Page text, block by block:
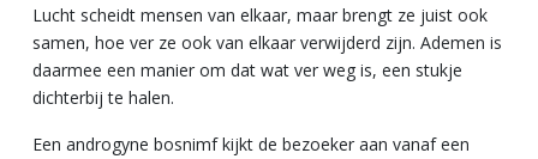
Lucht scheidt mensen van elkaar, maar brengt ze juist ook
samen, hoe ver ze ook van elkaar verwijderd zijn. Ademen is
daarmee een manier om dat wat ver weg is, een stukje
dichterbij te halen.
Een androgyne bosnimf kijkt de bezoeker aan vanaf een